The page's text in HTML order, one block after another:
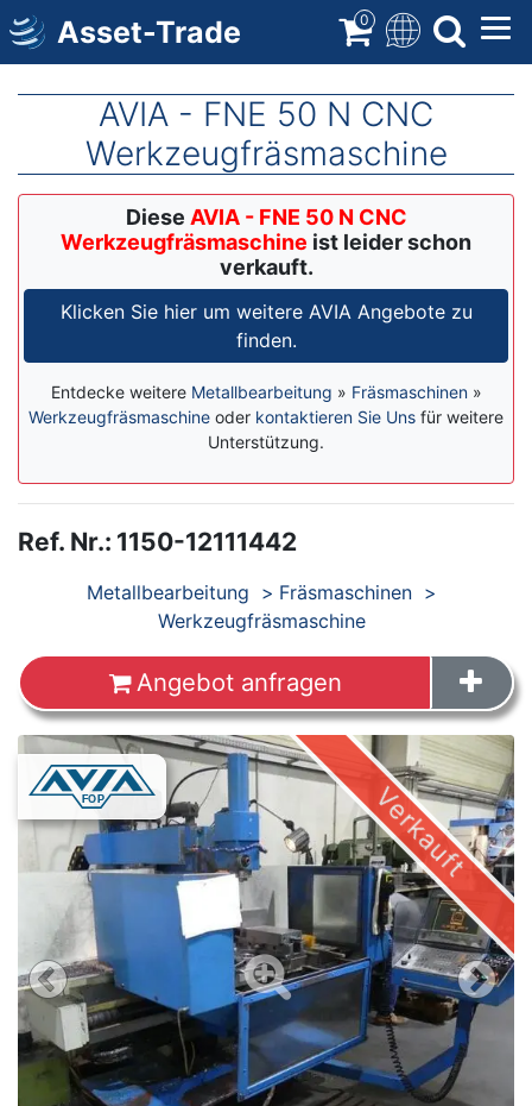
Direkt
zum
Inhalt
Asset-Trade 0
AVIA - FNE 50 N CNC
Werkzeugfräsmaschine
Diese AVIA - FNE 50 N CNC
Werkzeugfräsmaschine ist leider schon
verkauft.
Klicken Sie hier um weitere AVIA Angebote zu
finden.
Entdecke weitere Metallbearbeitung » Fräsmaschinen»
Werkzeugfräsmaschine oder kontaktieren Sie Uns für weitere
Unterstützung.
Ref. Nr.: 1150-12111442
Metallbearbeitung
Fräsmaschinen
Werkzeugfräsmaschine
Angebot anfragen
Verkauft